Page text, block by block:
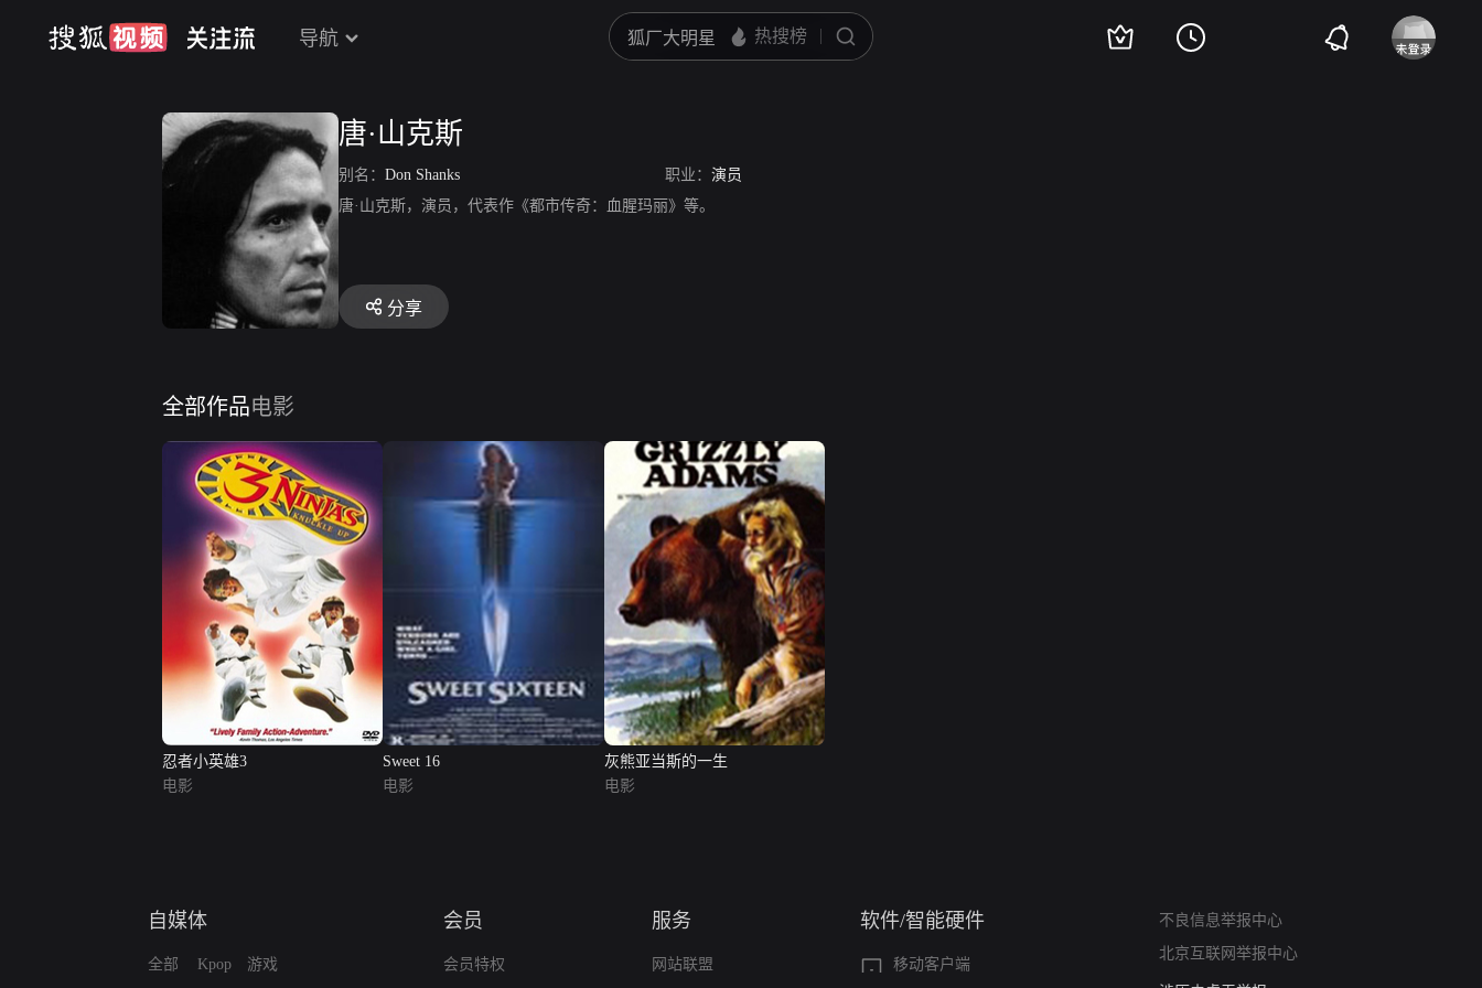
导航
唐·山克斯
别名： Don Shanks 职业： 演员
唐·山克斯，演员，代表作《都市传奇：血腥玛丽》等。
分享
全部作品电影
忍者小英雄3
电影
Sweet 16
电影
灰熊亚当斯的一生
电影
自媒体
全部 Kpop 游戏
会员
会员特权
服务
网站联盟
软件/智能硬件
移动客户端
不良信息举报中心
北京互联网举报中心
亚运会举报专区